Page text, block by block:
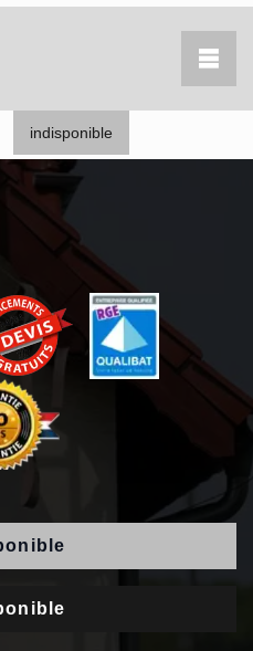
indisponible